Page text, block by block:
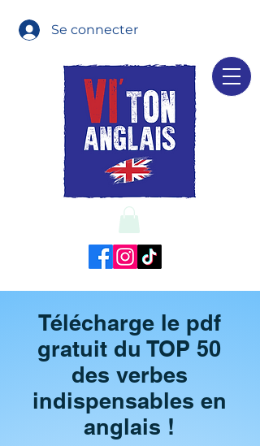
Se connecter
Télécharge le pdf
gratuit du TOP 50
des verbes
indispensables en
anglais !